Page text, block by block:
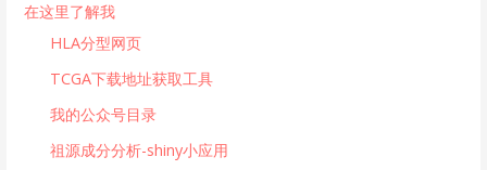
在这里了解我
HLA分型网页
TCGA下载地址获取工具
我的公众号目录
祖源成分分析-shiny小应用